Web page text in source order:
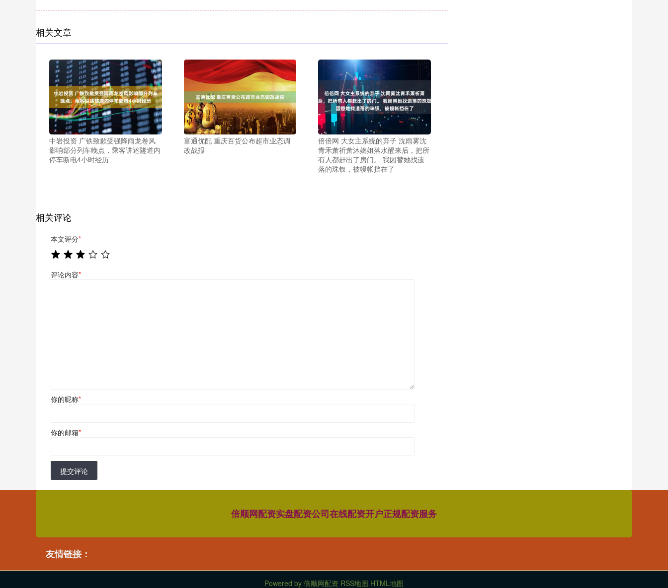
相关文章
中岩投资 广铁致歉受强降雨龙卷风
影响部分列车晚点，乘客讲述隧道内
停车断电4小时经历
富通优配 重庆百货公布超市业态调
改战报
倍倍网 大女主系统的弃子 沈雨雾沈
青禾萧祈萧沐嫡姐落水醒来后，把所
有人都赶出了房门。 我因替她找遗
落的珠钗，被幔帐挡在了
相关评论
本文评分*
评论内容*
你的昵称*
你的邮箱*
提交评论
倍顺网配资实盘配资公司在线配资开户正规配资服务
友情链接：
Powered by 倍顺网配资 RSS地图 HTML地图